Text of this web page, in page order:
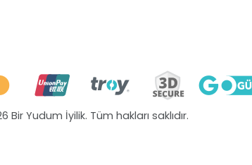
Bir Yudum İyilik. Tüm hakları saklıdır.